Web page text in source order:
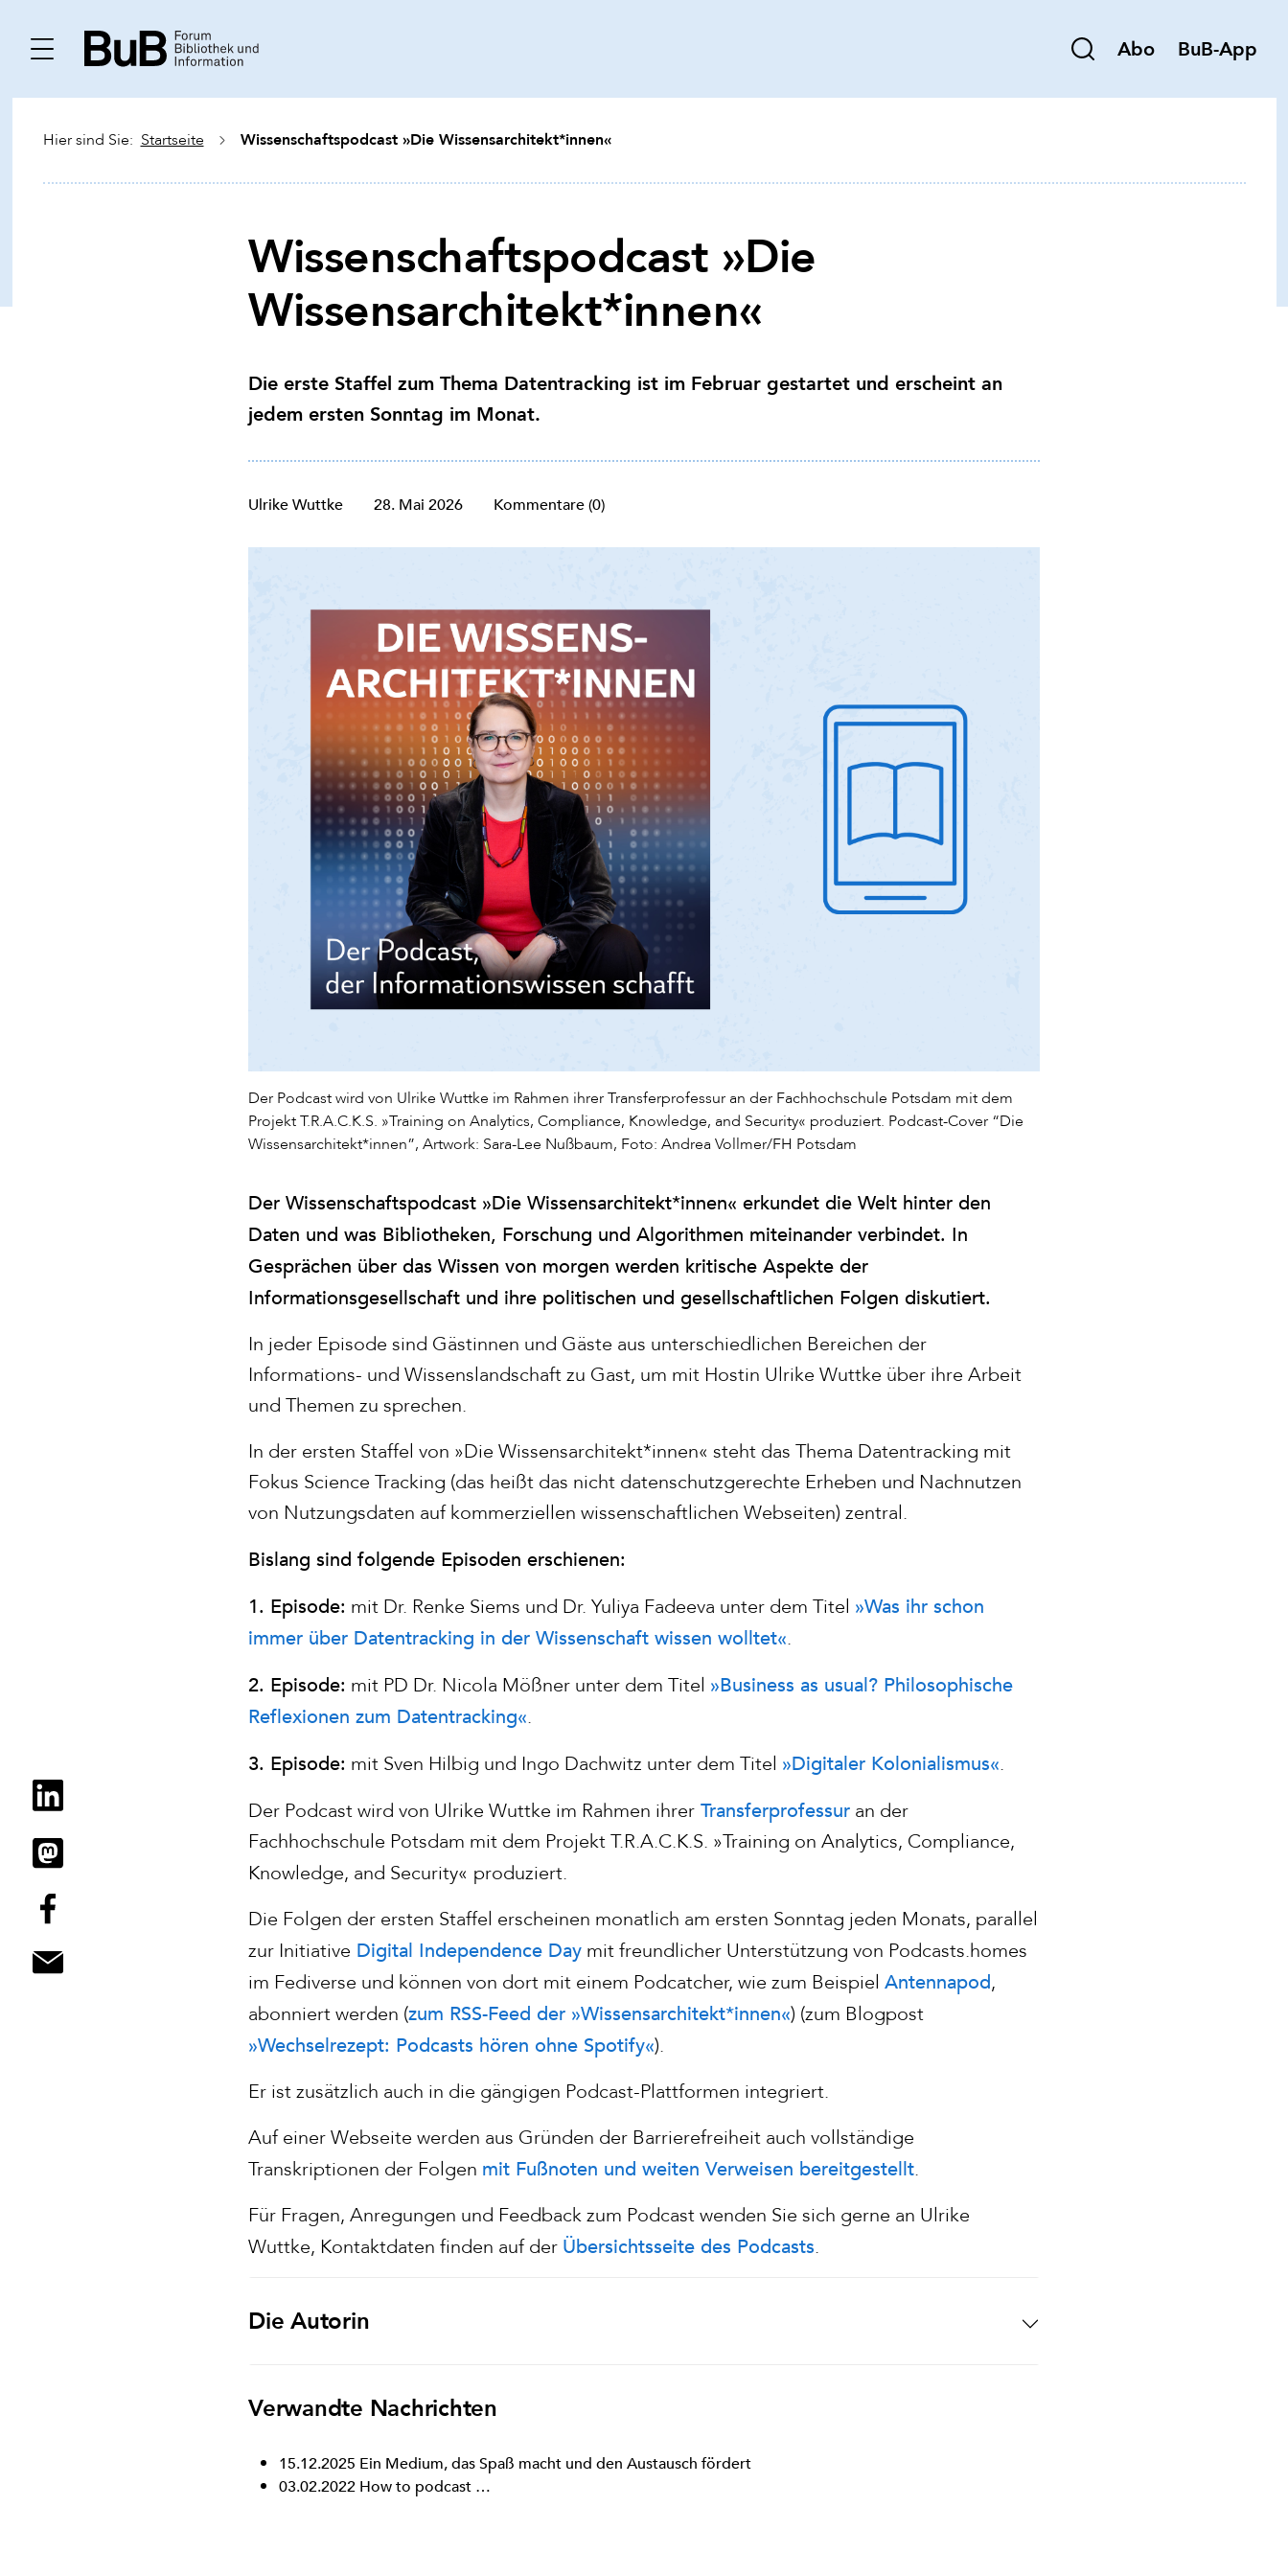
Abo BuB-App
Hier sind Sie: Startseite Wissenschaftspodcast »Die Wissensarchitekt*innen«
Wissenschaftspodcast »Die
Wissensarchitekt*innen«
Die erste Staffel zum Thema Datentracking ist im Februar gestartet und erscheint an
jedem ersten Sonntag im Monat.
Ulrike Wuttke 28. Mai 2026 Kommentare (0)
Der Podcast wird von Ulrike Wuttke im Rahmen ihrer Transferprofessur an der Fachhochschule Potsdam mit dem
Projekt T.R.A.C.K.S. »Training on Analytics, Compliance, Knowledge, and Security« produziert. Podcast-Cover “Die
Wissensarchitekt*innen”, Artwork: Sara-Lee Nußbaum, Foto: Andrea Vollmer/FH Potsdam
Der Wissenschaftspodcast »Die Wissensarchitekt*innen« erkundet die Welt hinter den
Daten und was Bibliotheken, Forschung und Algorithmen miteinander verbindet. In
Gesprächen über das Wissen von morgen werden kritische Aspekte der
Informationsgesellschaft und ihre politischen und gesellschaftlichen Folgen diskutiert.
In jeder Episode sind Gästinnen und Gäste aus unterschiedlichen Bereichen der
Informations- und Wissenslandschaft zu Gast, um mit Hostin Ulrike Wuttke über ihre Arbeit
und Themen zu sprechen.
In der ersten Staffel von »Die Wissensarchitekt*innen« steht das Thema Datentracking mit
Fokus Science Tracking (das heißt das nicht datenschutzgerechte Erheben und Nachnutzen
von Nutzungsdaten auf kommerziellen wissenschaftlichen Webseiten) zentral.
Bislang sind folgende Episoden erschienen:
1. Episode: mit Dr. Renke Siems und Dr. Yuliya Fadeeva unter dem Titel »Was ihr schon
immer über Datentracking in der Wissenschaft wissen wolltet«
2. Episode: mit PD Dr. Nicola Mößner unter dem Titel »Business as usual? Philosophische
Reflexionen zum Datentracking«
3. Episode: mit Sven Hilbig und Ingo Dachwitz unter dem Titel »Digitaler Kolonialismus«
Der Podcast wird von Ulrike Wuttke im Rahmen ihrer Transferprofessur an der
Fachhochschule Potsdam mit dem Projekt T.R.A.C.K.S. »Training on Analytics, Compliance,
Knowledge, and Security« produziert.
Die Folgen der ersten Staffel erscheinen monatlich am ersten Sonntag jeden Monats, parallel
zur Initiative Digital Independence Day mit freundlicher Unterstützung von Podcasts.homes
im Fediverse und können von dort mit einem Podcatcher, wie zum Beispiel Antennapod,
abonniert werden (zum RSS-Feed der »Wissensarchitekt*innen«) (zum Blogpost
»Wechselrezept: Podcasts hören ohne Spotify«).
Er ist zusätzlich auch in die gängigen Podcast-Plattformen integriert.
Auf einer Webseite werden aus Gründen der Barrierefreiheit auch vollständige
Transkriptionen der Folgen mit Fußnoten und weiten Verweisen bereitgestellt
Für Fragen, Anregungen und Feedback zum Podcast wenden Sie sich gerne an Ulrike
Wuttke, Kontaktdaten finden auf der Übersichtsseite des Podcasts
Die Autorin
Verwandte Nachrichten
15.12.2025 Ein Medium, das Spaß macht und den Austausch fördert
03.02.2022How to podcast …